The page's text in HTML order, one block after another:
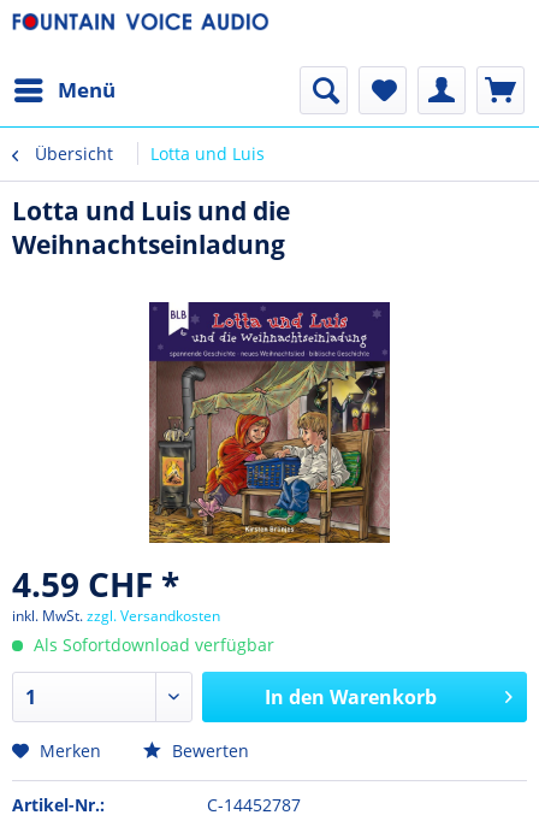
Menü
Übersicht Lotta und Luis
Lotta und Luis und die
Weihnachtseinladung
4.59 CHF *
inkl. MwSt.zzgl. Versandkosten
Als Sofortdownload verfügbar
In den Warenkorb
Merken Bewerten
Artikel-Nr.:
C-14452787